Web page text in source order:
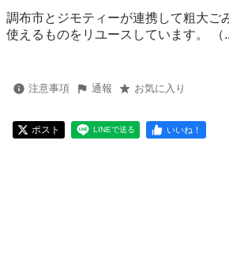
調布市とジモティーが連携して粗⼤ご
使えるものをリユースしています。 （
注意事項 通報 お気に入り
ポスト LINEで送る いいね！